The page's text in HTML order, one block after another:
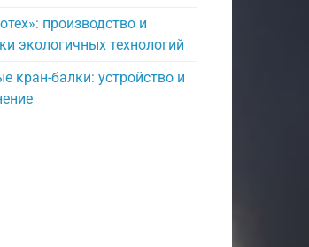
производство и
экологичных технологий
кран-балки: устройство и